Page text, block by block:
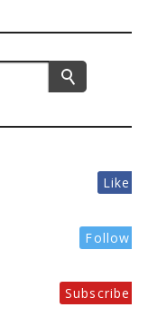
Like
Follow
Subscribe